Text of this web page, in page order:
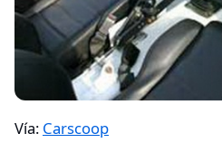
Vía: Carscoop